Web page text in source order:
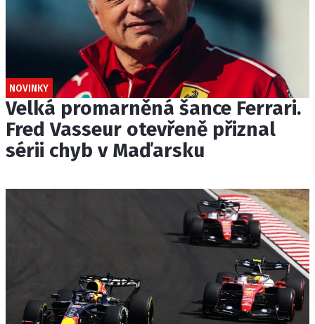
NOVINKY
Velká promarněná šance Ferrari.
Fred Vasseur otevřeně přiznal
sérii chyb v Maďarsku